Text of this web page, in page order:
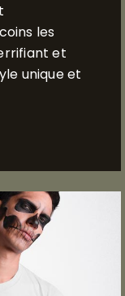
les
et
unique et